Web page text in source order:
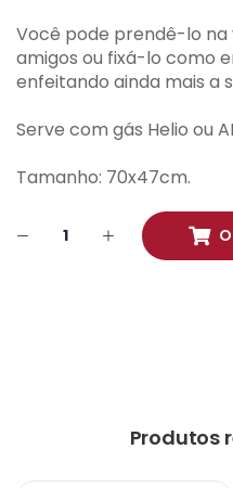
Você pode prendê-lo na
amigos ou fixá-lo como
enfeitando ainda mais a
Serve com gás Helio ou
Tamanho: 70x47cm.
Produtos